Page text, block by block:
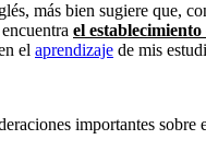
más bien sugiere que,
el
el aprendizaje de mis
importantes sobre